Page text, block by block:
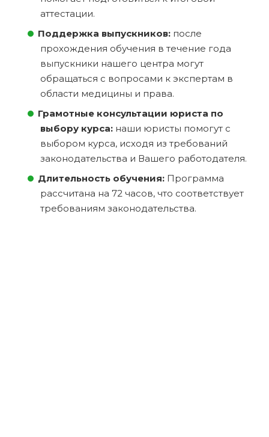
аттестации.
Поддержка выпускников: после
прохождения обучения в течение года
выпускники нашего центра могут
обращаться с вопросами к экспертам в
области медицины и права.
Грамотные консультации юриста по
выбору курса: наши юристы помогут с
выбором курса, исходя из требований
законодательства и Вашего работодателя.
Длительность обучения: Программа
рассчитана на 72 часов, что соответствует
требованиям законодательства.